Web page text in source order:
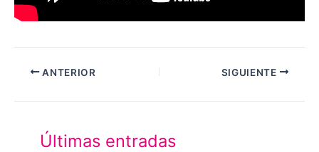
ANTERIOR SIGUIENTE
Últimas entradas